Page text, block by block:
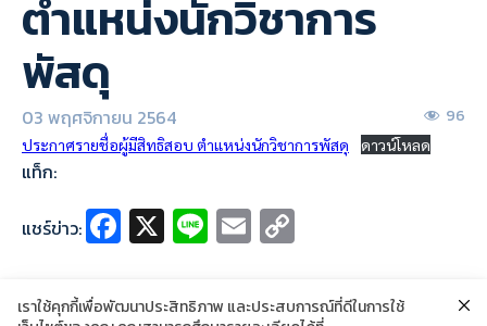
ตำแหน่งนักวิชาการ
พัสดุ
03 พฤศจิกายน 2564 96
ประกาศรายชื่อผู้มีสิทธิสอบ ตำแหน่งนักวิชาการพัสดุ ดาวน์โหลด
แท็ก:
แชร์ข่าว: Fa
ce
b
X Li
n
e
E
m
ai p
เราใช้คุกกี้เพื่อพัฒนาประสิทธิภาพ และประสบการณ์ที่ดีในการใช้